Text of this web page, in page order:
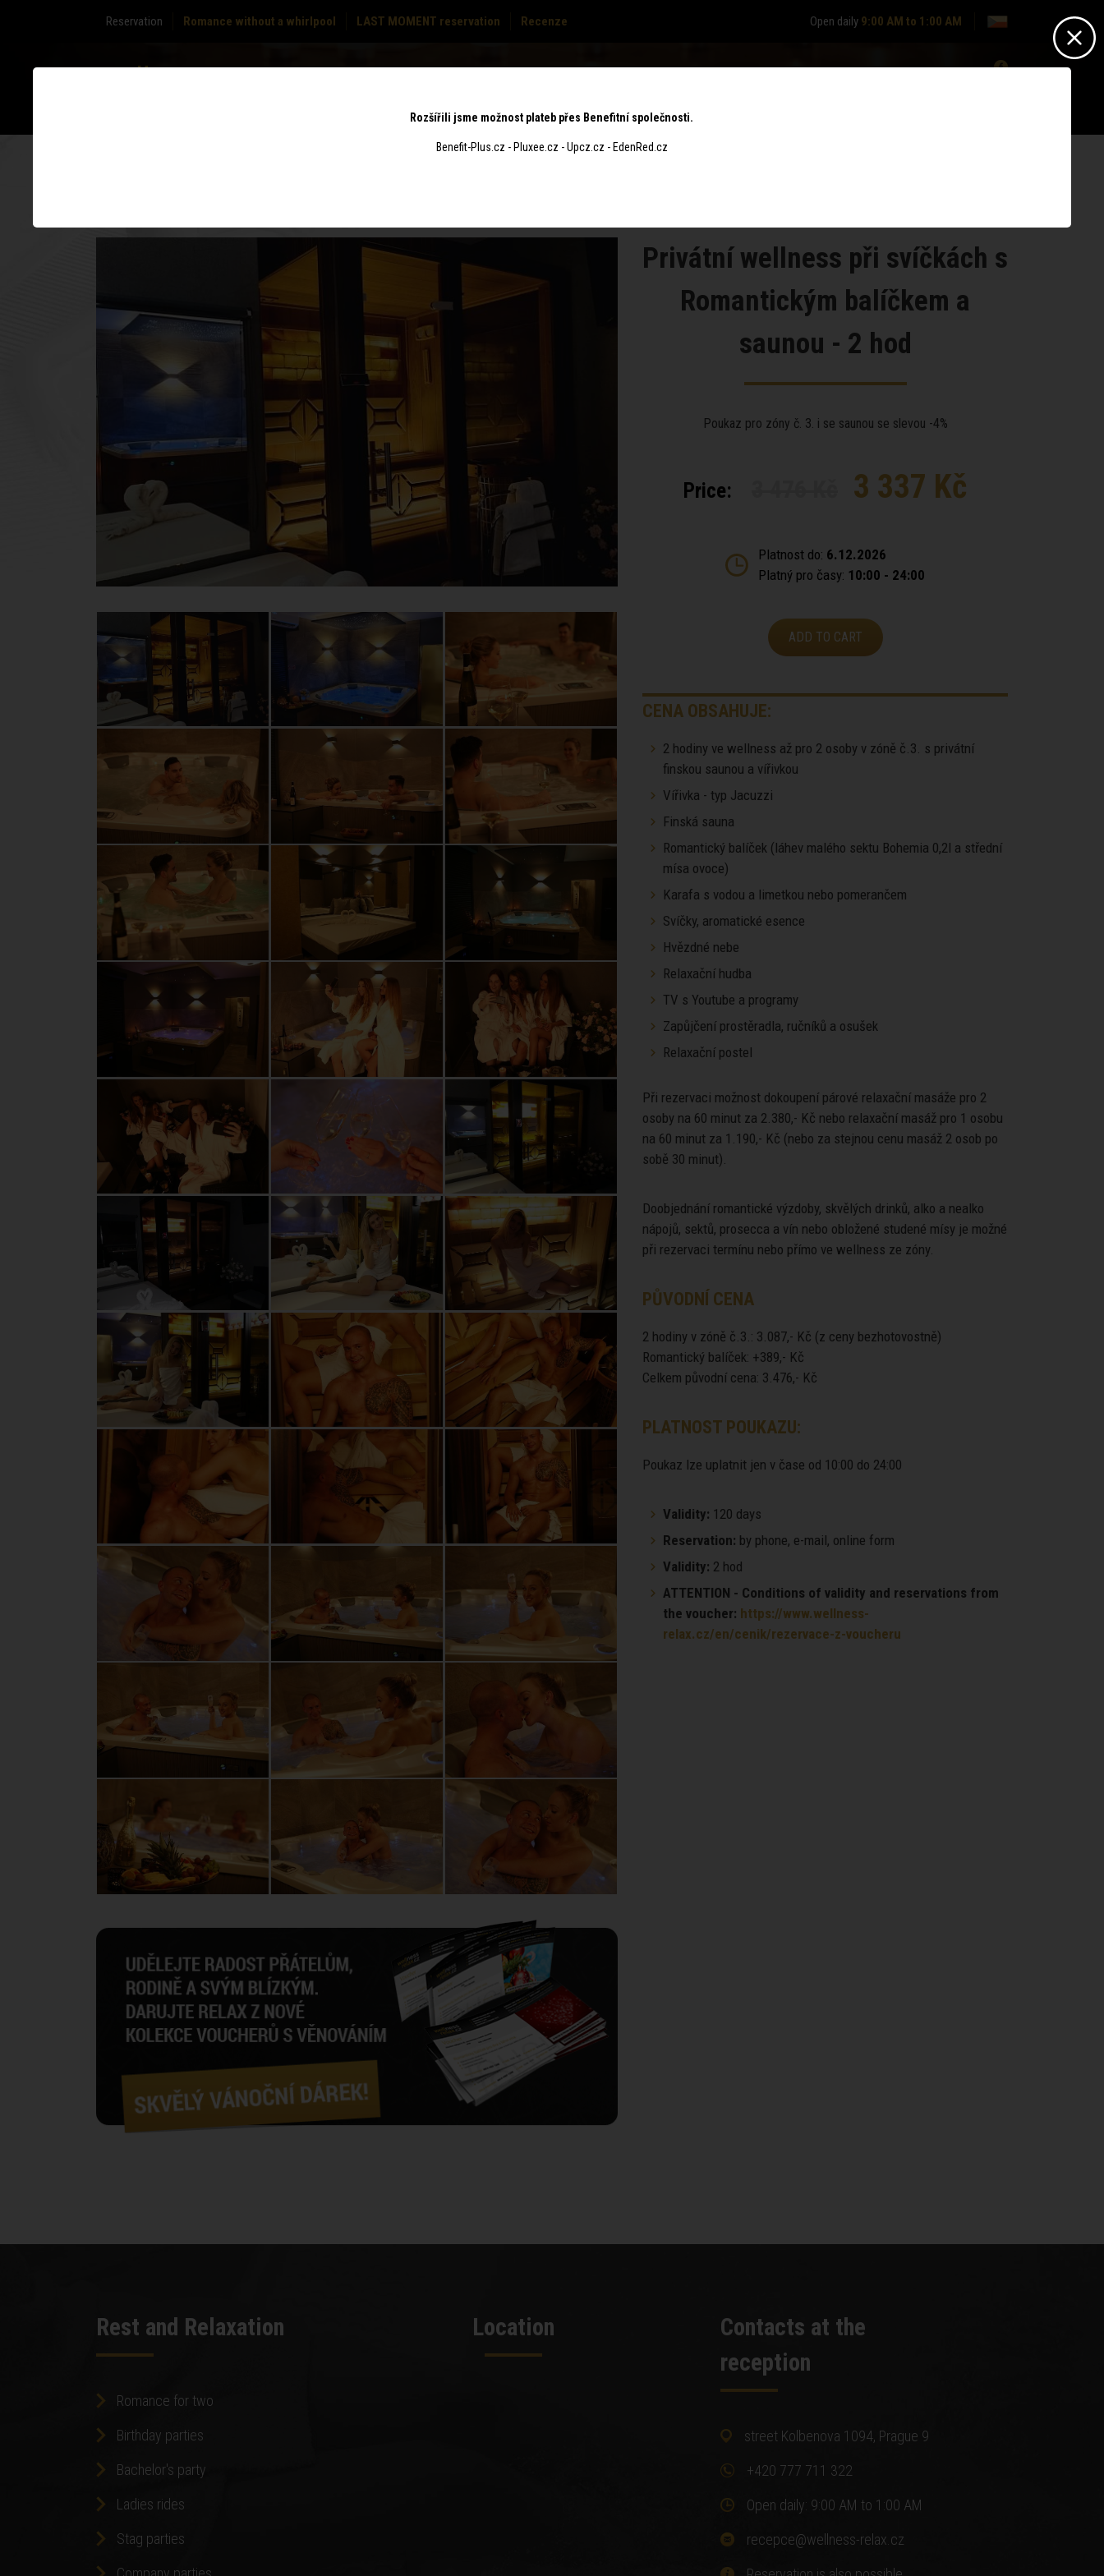
Reservation Romance without a whirlpool LAST MOMENT reservation Recenze Open daily 9:00 AM to 1:00 AM
Privátní wellness při svíčkách s
Romantickým balíčkem a
saunou - 2 hod
Poukaz pro zóny č. 3. i se saunou se slevou -4%
Price: 3 337 Kč
Platnost do: 6.12.2026
Platný pro časy: 10:00 - 24:00
ADD TO CART
CENA OBSAHUJE:
2 hodiny ve wellness až pro 2 osoby v zóně č.3. s privátní
finskou saunou a vířivkou
Vířivka - typ Jacuzzi
Finská sauna
Romantický balíček (láhev malého sektu Bohemia 0,2l a střední
mísa ovoce)
Karafa s vodou a limetkou nebo pomerančem
Svíčky, aromatické esence
Hvězdné nebe
Relaxační hudba
TV s Youtube a programy
Zapůjčení prostěradla, ručníků a osušek
Relaxační postel
Při rezervaci možnost dokoupení párové relaxační masáže pro 2
osoby na 60 minut za 2.380,- Kč nebo relaxační masáž pro 1 osobu
na 60 minut za 1.190,- Kč (nebo za stejnou cenu masáž 2 osob po
sobě 30 minut).
Doobjednání romantické výzdoby, skvělých drinků, alko a nealko
nápojů, sektů, prosecca a vín nebo obložené studené mísy je možné
při rezervaci termínu nebo přímo ve wellness ze zóny.
PŮVODNÍ CENA
2 hodiny v zóně č.3.: 3.087,- Kč (z ceny bezhotovostně)
Romantický balíček: +389,- Kč
Celkem původní cena: 3.476,- Kč
PLATNOST POUKAZU:
Poukaz lze uplatnit jen v čase od 10:00 do 24:00
Validity: 120 days
Reservation: by phone, e-mail, online form
Validity: 2 hod
ATTENTION - Conditions of validity and reservations from
the voucher: https://www.wellness-
relax.cz/en/cenik/rezervace-z-voucheru
Rest and Relaxation
Romance for two
Birthday parties
Bachelor's party
Ladies rides
Stag parties
Location
Contacts at the
reception
street Kolbenova 1094, Prague 9
+420 777 711 322
Open daily: 9:00 AM to 1:00 AM
recepce@wellness-relax.cz
Rozšířili jsme možnost plateb přes Benefitní společnosti.
Benefit-Plus.cz - Pluxee.cz - Upcz.cz - EdenRed.cz